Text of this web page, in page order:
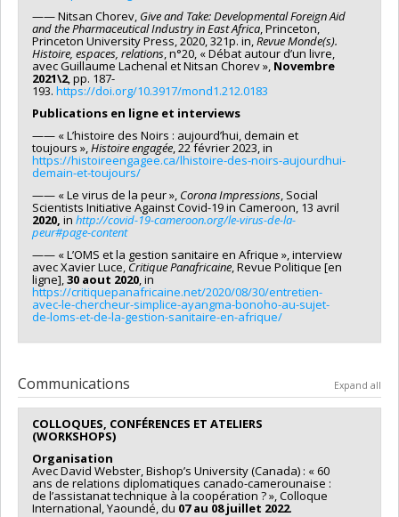
—— Nitsan Chorev, Give and Take: Developmental Foreign Aid
and the Pharmaceutical Industry in East Africa, Princeton,
Princeton University Press, 2020, 321p. in,RevueMonde(s).
Histoire, espaces, relations, n°20, « Débat autour d’un livre,
avec Guillaume Lachenal et Nitsan Chorev », Novembre
2021\2, pp. 187-
193. https://doi.org/10.3917/mond1.212.0183
Publications en ligne et interviews
—— « L’histoire des Noirs : aujourd’hui, demain et
toujours »,Histoire engagée, 22 février 2023, in
https://histoireengagee.ca/lhistoire-des-noirs-aujourdhui-
demain-et-toujours/
—— « Le virus de la peur », Corona Impressions, Social
Scientists Initiative Against Covid-19 in Cameroon, 13 avril
2020, in http://covid-19-cameroon.org/le-virus-de-la-
peur#page-content
—— « L’OMS et la gestion sanitaire en Afrique », interview
avec Xavier Luce, Critique Panafricaine, Revue Politique [en
ligne],30 aout 2020, in
https://critiquepanafricaine.net/2020/08/30/entretien-
avec-le-chercheur-simplice-ayangma-bonoho-au-sujet-
de-loms-et-de-la-gestion-sanitaire-en-afrique/
Communications Expand all
COLLOQUES, CONFÉRENCES ET ATELIERS
(WORKSHOPS)
Organisation
Avec David Webster, Bishop’s University (Canada) : « 60
ans de relations diplomatiques canado-camerounaise :
de l’assistanat technique à la coopération ? », Colloque
International, Yaoundé, du 07 au 08 juillet 2022.